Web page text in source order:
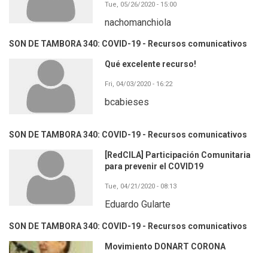
Tue, 05/26/2020 - 15:00
nachomanchiola
SON DE TAMBORA 340: COVID-19 - Recursos comunicativos
Qué excelente recurso!
Fri, 04/03/2020 - 16:22
bcabieses
SON DE TAMBORA 340: COVID-19 - Recursos comunicativos
[RedCILA] Participación Comunitaria
para prevenir el COVID19
Tue, 04/21/2020 - 08:13
Eduardo Gularte
SON DE TAMBORA 340: COVID-19 - Recursos comunicativos
Movimiento DONART CORONA